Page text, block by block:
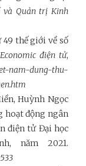
và Quản trị Kinh
thế giới về số
điện tử,
nam-dung-thu-
Huỳnh Ngọc
hoạt động ngân
điện tử Đại học
năm 2021.